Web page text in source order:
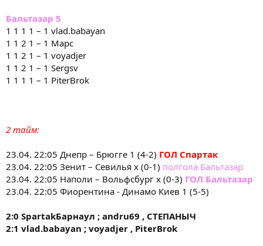
Бальтазар 5
1 1 1 1 – 1 vlad.babayan
1 1 2 1 – 1 Марс
1 1 2 1 – 1 voyadjer
1 1 2 1 – 1 Sergsv
1 1 1 1 – 1 PiterBrok
2 тайм:
23.04. 22:05 Днепр – Брюгге 1 (4-2) ГОЛ Спартак
23.04. 22:05 Зенит – Севилья х (0-1) полгола Бальтазар
23.04. 22:05 Наполи – Вольфсбург х (0-3) ГОЛ Бальтазар
23.04. 22:05 Фиорентина - Динамо Киев 1 (5-5)
2:0 SpartakБарнаул ; andru69 , СТЕПАНЫЧ
2:1 vlad.babayan ; voyadjer , PiterBrok